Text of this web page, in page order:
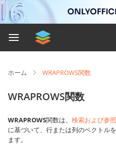
ホーム WRAPROWS関数
WRAPROWS関数
WRAPROWS関数は、 検索および参
に基づいて、行または列のベクトル
ます。